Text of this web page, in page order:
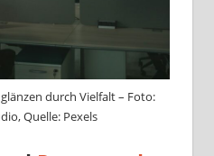
durch Vielfalt – Foto:
Quelle: Pexels